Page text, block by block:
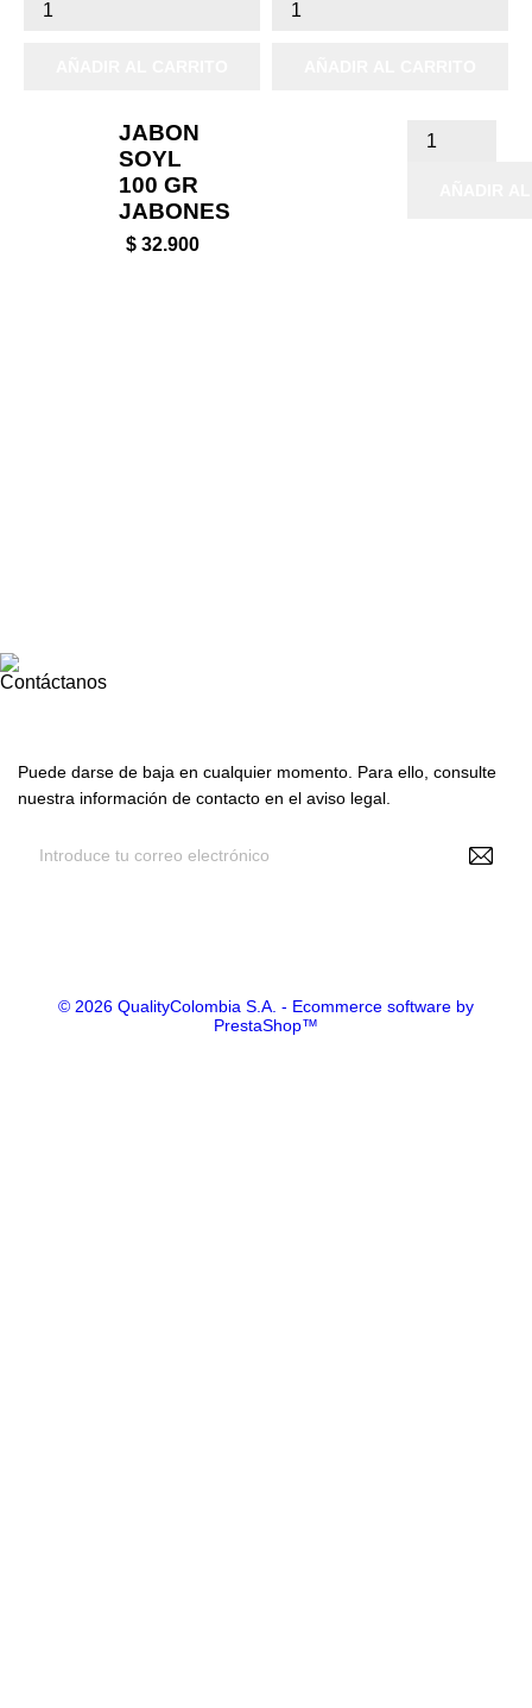
JABON
SOYL
100 GR
JABONES
$ 32.900
Contáctanos
Puede darse de baja en cualquier momento. Para ello, consulte
nuestra información de contacto en el aviso legal.
© 2026 QualityColombia S.A. - Ecommerce software by
PrestaShop™